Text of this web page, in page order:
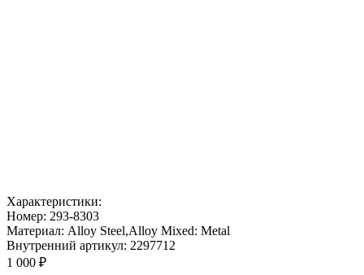
Характеристики:
Номер: 293-8303
Материал: Alloy Steel,Alloy Mixed: Metal
Внутренний артикул: 2297712
1 000 ₽